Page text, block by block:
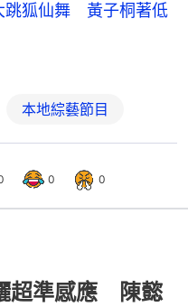
跳狐仙舞 黃子桐著低
本地綜藝節目
0 0
超準感應 陳懿